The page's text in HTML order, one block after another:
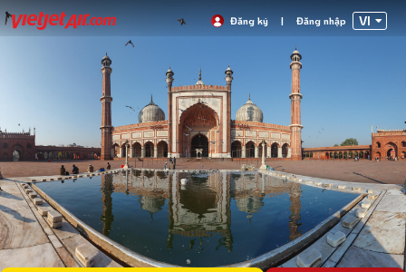
Đăng ký | Đăng nhập VI